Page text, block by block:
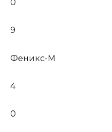
0
9
Феникс-М
4
0